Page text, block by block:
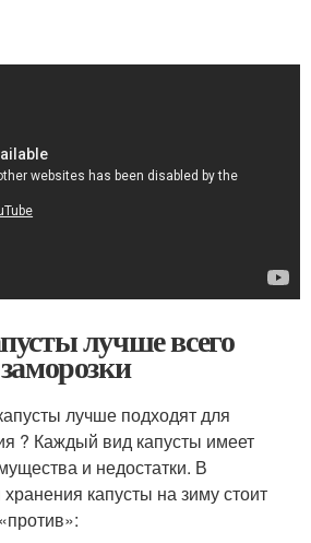
лучше всего
лучше подходят для
? Каждый вид капусты имеет
и недостатки. В
капусты на зиму стоит